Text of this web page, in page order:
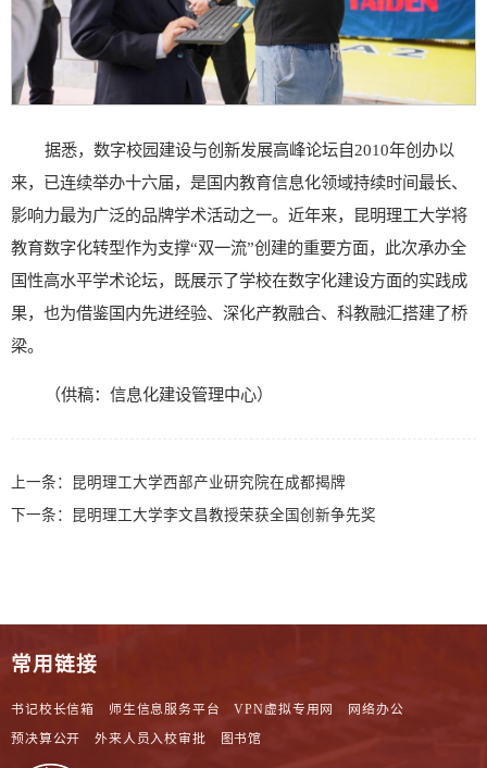
据悉，数字校园建设与创新发展高峰论坛自2010年创办以
来，已连续举办十六届，是国内教育信息化领域持续时间最长、
影响力最为广泛的品牌学术活动之一。近年来，昆明理工大学将
教育数字化转型作为支撑“双一流”创建的重要方面，此次承办全
国性高水平学术论坛，既展示了学校在数字化建设方面的实践成
果，也为借鉴国内先进经验、深化产教融合、科教融汇搭建了桥
梁。
（供稿：信息化建设管理中心）
上一条：
昆明理工大学西部产业研究院在成都揭牌
下一条：
昆明理工大学李文昌教授荣获全国创新争先奖
常用链接
书记校长信箱 师生信息服务平台 VPN虚拟专用网
网络办公
预决算公开
外来人员入校审批 图书馆